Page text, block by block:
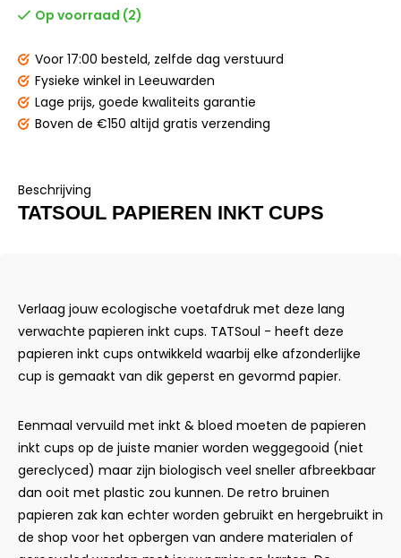
Op voorraad (2)
Voor 17:00 besteld, zelfde dag verstuurd
Fysieke winkel in Leeuwarden
Lage prijs, goede kwaliteits garantie
Boven de €150 altijd gratis verzending
Beschrijving
TATSOUL PAPIEREN INKT CUPS
Verlaag jouw ecologische voetafdruk met deze lang
verwachte papieren inkt cups. TATSoul - heeft deze
papieren inkt cups ontwikkeld waarbij elke afzonderlijke
cup is gemaakt van dik geperst en gevormd papier.
Eenmaal vervuild met inkt & bloed moeten de papieren
inkt cups op de juiste manier worden weggegooid (niet
gereclyced) maar zijn biologisch veel sneller afbreekbaar
dan ooit met plastic zou kunnen. De retro bruinen
papieren zak kan echter worden gebruikt en hergebruikt in
de shop voor het opbergen van andere materialen of